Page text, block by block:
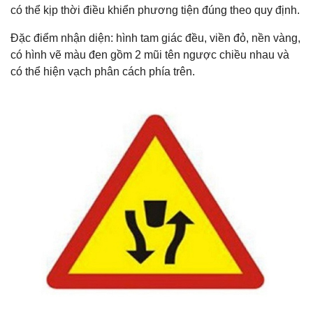
có thể kịp thời điều khiển phương tiện đúng theo quy định.
Đặc điểm nhận diện: hình tam giác đều, viền đỏ, nền vàng,
có hình vẽ màu đen gồm 2 mũi tên ngược chiều nhau và
có thể hiện vạch phân cách phía trên.